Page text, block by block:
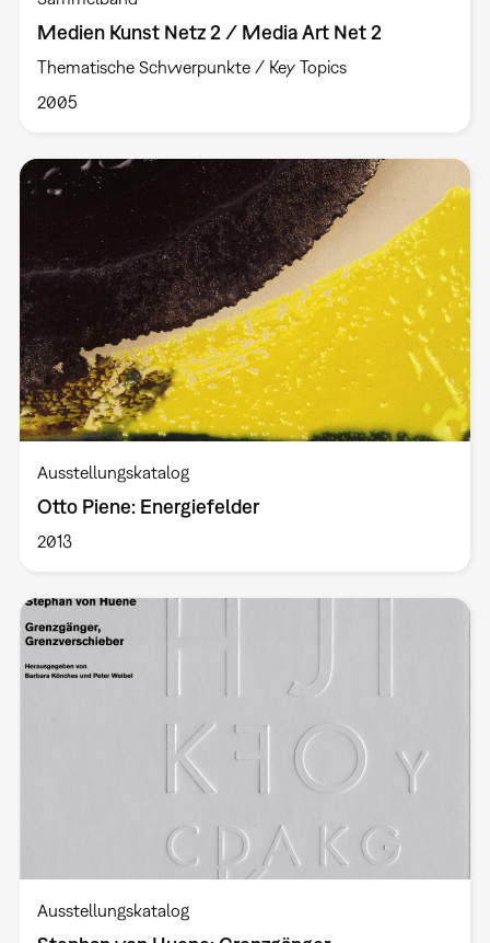
Medien Kunst Netz 2 / Media Art Net 2
Thematische Schwerpunkte / Key Topics
2005
Ausstellungskatalog
Otto Piene: Energiefelder
2013
Ausstellungskatalog